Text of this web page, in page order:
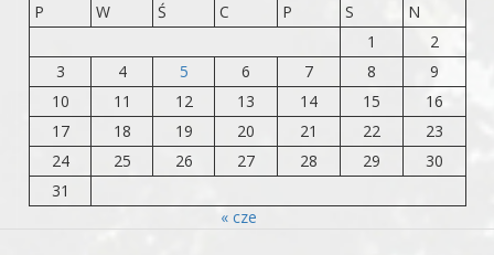
P
W Ś C P S
N
1
2
3
4 5 6 7 8
9
10
11 12 13 14 15
16
17
18 19 20 21 22
23
24
25 26 27 28 29
30
31
« cze